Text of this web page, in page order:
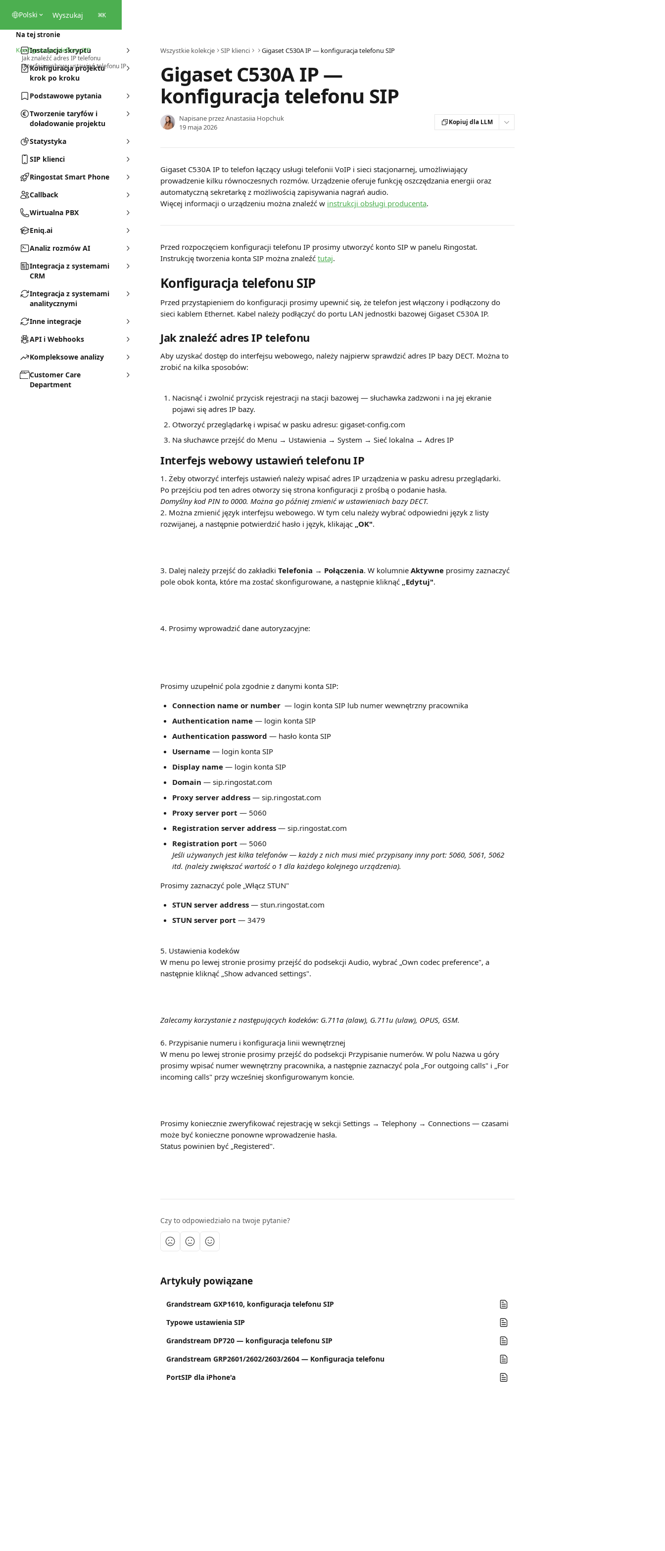
Polski Wyszukaj ⌘K
Instalacja skryptu
Konfiguracja projektu
krok po kroku
Podstawowe pytania
Tworzenie taryfów i
doładowanie projektu
Statystyka
SIP klienci
Ringostat Smart Phone
Callback
Wirtualna PBX
Eniq.ai
Analiz rozmów AI
Integracja z systemami
CRM
Integracja z systemami
analitycznymi
Inne integracje
API i Webhooks
Kompleksowe analizy
Customer Care
Department
Wszystkie kolekcje SIP klienci Gigaset C530A IP — konfiguracja telefonu SIP
Gigaset C530A IP —
konfiguracja telefonu SIP
Napisane przezAnastasiia Hopchuk
19 maja 2026
Kopiuj dla LLM
Gigaset C530A IP to telefon łączący usługi telefonii VoIP i sieci stacjonarnej, umożliwiający
prowadzenie kilku równoczesnych rozmów. Urządzenie oferuje funkcję oszczędzania energii oraz
automatyczną sekretarkę z możliwością zapisywania nagrań audio.
Więcej informacji o urządzeniu można znaleźć w instrukcji obsługi producenta.
Przed rozpoczęciem konfiguracji telefonu IP prosimy utworzyć konto SIP w panelu Ringostat.
Instrukcję tworzenia konta SIP można znaleźć tutaj.
Konfiguracja telefonu SIP
Przed przystąpieniem do konfiguracji prosimy upewnić się, że telefon jest włączony i podłączony do
sieci kablem Ethernet. Kabel należy podłączyć do portu LAN jednostki bazowej Gigaset C530A IP.
Jak znaleźć adres IP telefonu
Aby uzyskać dostęp do interfejsu webowego, należy najpierw sprawdzić adres IP bazy DECT. Można to
zrobić na kilka sposobów:
Nacisnąć i zwolnić przycisk rejestracji na stacji bazowej — słuchawka zadzwoni i na jej ekranie
pojawi się adres IP bazy.
Otworzyć przeglądarkę i wpisać w pasku adresu: gigaset-config.com
Na słuchawce przejść do Menu → Ustawienia → System → Sieć lokalna → Adres IP
Interfejs webowy ustawień telefonu IP
1. Żeby otworzyć interfejs ustawień należy wpisać adres IP urządzenia w pasku adresu przeglądarki.
Po przejściu pod ten adres otworzy się strona konfiguracji z prośbą o podanie hasła.
Domyślny kod PIN to 0000. Można go później zmienić w ustawieniach bazy DECT.
2. Można zmienić język interfejsu webowego. W tym celu należy wybrać odpowiedni język z listy
rozwijanej, a następnie potwierdzić hasło i język, klikając „OK".
3. Dalej należy przejść do zakładki Telefonia → Połączenia. W kolumnie Aktywne prosimy zaznaczyć
pole obok konta, które ma zostać skonfigurowane, a następnie kliknąć „Edytuj".
4. Prosimy wprowadzić dane autoryzacyjne:
Prosimy uzupełnić pola zgodnie z danymi konta SIP:
Connection name or number
  — login konta SIP lub numer wewnętrzny pracownika
Authentication name — login konta SIP
Authentication password — hasło konta SIP
Username — login konta SIP
Display name — login konta SIP
Domain — sip.ringostat.com
Proxy server address — sip.ringostat.com
Proxy server port — 5060
Registration server address — sip.ringostat.com
Registration port — 5060
Jeśli używanych jest kilka telefonów — każdy z nich musi mieć przypisany inny port: 5060, 5061, 5062
itd. (należy zwiększać wartość o 1 dla każdego kolejnego urządzenia).
Prosimy zaznaczyć pole „Włącz STUN"
STUN server address — stun.ringostat.com
STUN server port — 3479
5. Ustawienia kodeków
W menu po lewej stronie prosimy przejść do podsekcji Audio, wybrać „Own codec preference", a
następnie kliknąć „Show advanced settings".
Zalecamy korzystanie z następujących kodeków: G.711a (alaw), G.711u (ulaw), OPUS, GSM.
6. Przypisanie numeru i konfiguracja linii wewnętrznej
W menu po lewej stronie prosimy przejść do podsekcji Przypisanie numerów. W polu Nazwa u góry
prosimy wpisać numer wewnętrzny pracownika, a następnie zaznaczyć pola „For outgoing calls" i „For
incoming calls" przy wcześniej skonfigurowanym koncie.
Prosimy koniecznie zweryfikować rejestrację w sekcji Settings → Telephony → Connections — czasami
może być konieczne ponowne wprowadzenie hasła.
Status powinien być „Registered".
Czy to odpowiedziało na twoje pytanie?
Artykuły powiązane
Grandstream GXP1610, konfiguracja telefonu SIP
Typowe ustawienia SIP
Grandstream DP720 — konfiguracja telefonu SIP
Grandstream GRP2601/2602/2603/2604 — Konfiguracja telefonu
PortSIP dla iPhone'a
Na tej stronie
Konfiguracja telefonu SIP
Jak znaleźć adres IP telefonu
Interfejs webowy ustawień telefonu IP